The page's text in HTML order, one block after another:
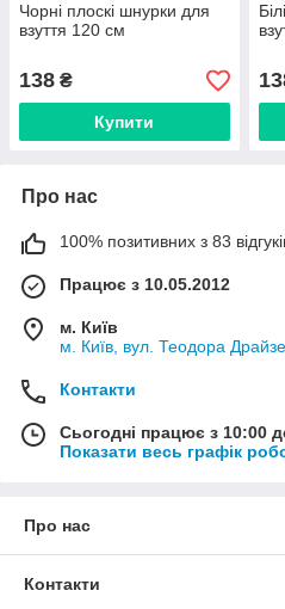
Чорні плоскі шнурки для
взуття 120 см
138 ₴
Купити
Про нас
100% позитивних з 83
Працює з 10.05.2012
м. Київ
м. Київ, вул. Теодора
Контакти
Сьогодні працює з 10:00
Показати весь графік
Про нас
Контакти